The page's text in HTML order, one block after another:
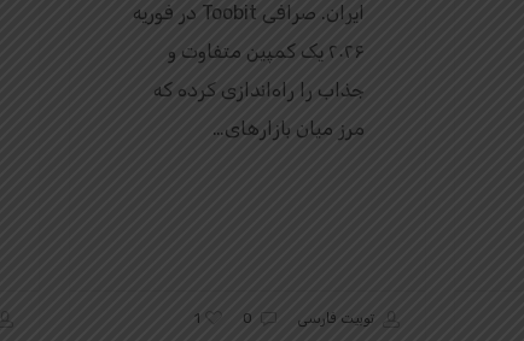
ایران. صرافی Toobit در فوریه
۲۰۲۶ یک کمپین متفاوت و
جذاب را راه‌اندازی کرده که
مرز میان بازارهای…
توبیت فارسی 1